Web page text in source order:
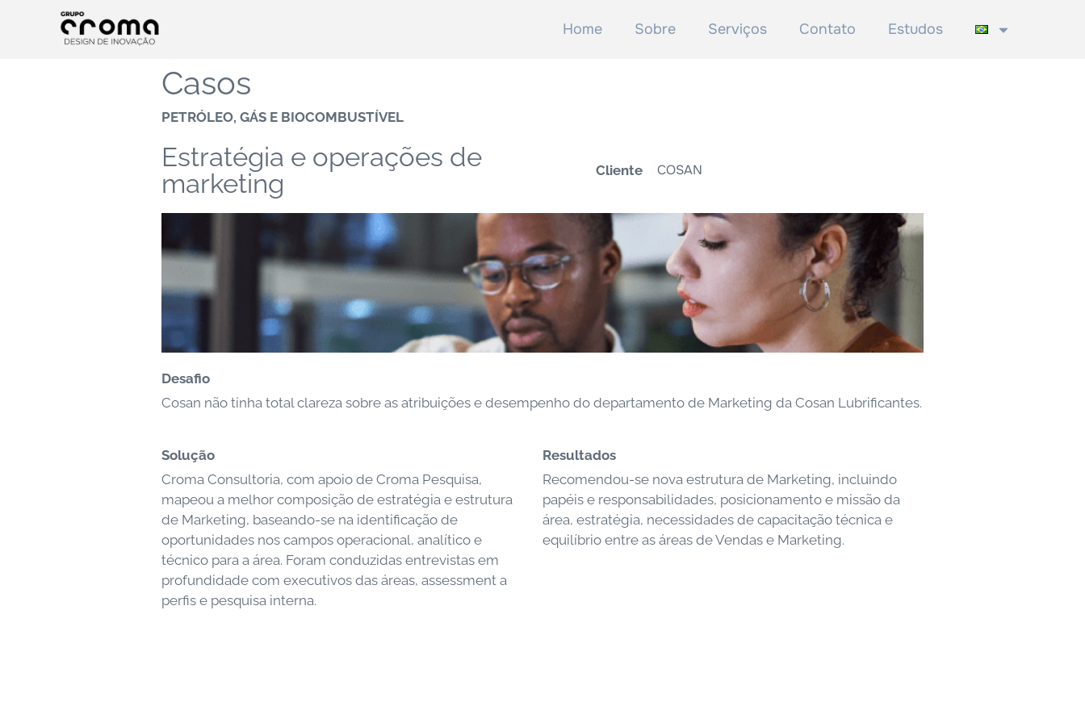
Home Sobre Serviços Contato Estudos
Casos
PETRÓLEO, GÁS E BIOCOMBUSTÍVEL
Estratégia e operações de
marketing
Cliente COSAN
Desafio
Cosan não tinha total clareza sobre as atribuições e desempenho do departamento de Marketing da Cosan Lubrificantes.
Solução
Croma Consultoria, com apoio de Croma Pesquisa,
mapeou a melhor composição de estratégia e estrutura
de Marketing, baseando-se na identificação de
oportunidades nos campos operacional, analítico e
técnico para a área. Foram conduzidas entrevistas em
profundidade com executivos das áreas, assessment a
perfis e pesquisa interna.
Resultados
Recomendou-se nova estrutura de Marketing, incluindo
papéis e responsabilidades, posicionamento e missão da
área, estratégia, necessidades de capacitação técnica e
equilíbrio entre as áreas de Vendas e Marketing.